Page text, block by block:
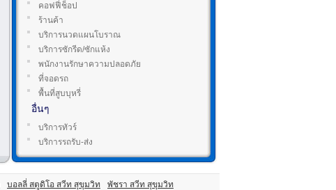
คอฟฟี่ช็อป
ร้านค้า
บริการนวดแผนโบราณ
บริการซักรีด/ซักแห้ง
พนักงานรักษาความปลอดภัย
ที่จอดรถ
พื้นที่สูบบุหรี่
อื่นๆ
บริการทัวร์
บริการรถรับ-ส่ง
บอลลี่ สตูดิโอ สวีท สุขุมวิท พัชรา สวีท สุขุมวิท